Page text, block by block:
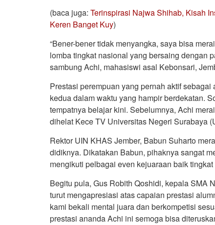
(baca juga: Terinspirasi Najwa Shihab, Kisah
Keren Banget Kuy)
“Bener-bener tidak menyangka, saya bisa
lomba tingkat nasional yang bersaing dengan
sambung Achi, mahasiswi asal Kebonsari,
Prestasi perempuan yang pernah aktif
kedua dalam waktu yang hampir berdekatan.
tempatnya belajar kini. Sebelumnya, Achi
dihelat Kece TV Universitas Negeri Surabaya
Rektor UIN KHAS Jember, Babun Suharto
didiknya. Dikatakan Babun, pihaknya sangat
mengikuti pelbagai even kejuaraan baik
Begitu pula, Gus Robith Qoshidi, kepala SMA
turut mengapresiasi atas capaian prestasi
kami bekali mental juara dan berkompetisi
prestasi ananda Achi ini semoga bisa